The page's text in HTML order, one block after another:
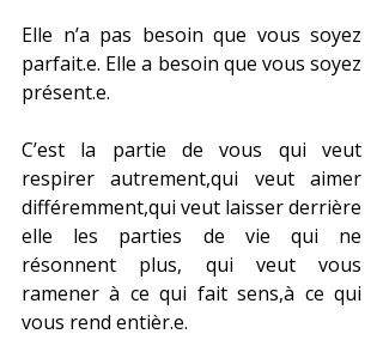
Elle n’a pas besoin que vous soyez
parfait.e. Elle a besoin que vous soyez
présent.e.
C’est la partie de vous qui veut
respirer autrement,qui veut aimer
différemment,qui veut laisser derrière
elle les parties de vie qui ne
résonnent plus, qui veut vous
ramener à ce qui fait sens,à ce qui
vous rend entièr.e.